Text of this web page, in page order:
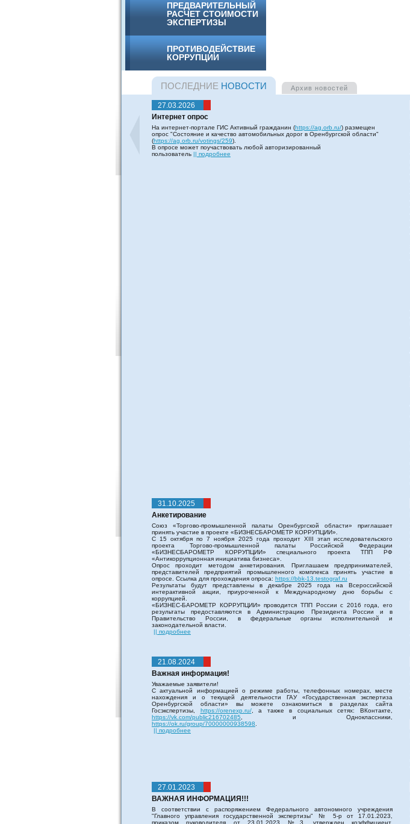
ПРЕДВАРИТЕЛЬНЫЙ
РАСЧЕТ СТОИМОСТИ
ЭКСПЕРТИЗЫ
ПРОТИВОДЕЙСТВИЕ
КОРРУПЦИИ
ПОСЛЕДНИЕ НОВОСТИ Архив новостей
27.03.2026
Интернет опрос
На интернет-портале ГИС Активный гражданин (https://ag.orb.ru/) размещен
опрос "Состояние и качество автомобильных дорог в Оренбургской области"
(https://ag.orb.ru/votings/259).
В опросе может поучаствовать любой авторизированный
пользователь || подробнее
31.10.2025
Анкетирование
Союз «Торгово-промышленной палаты Оренбургской области» приглашает
принять участие в проекте «БИЗНЕСБАРОМЕТР КОРРУПЦИИ».
С 15 октября по 7 ноября 2025 года проходит XIII этап исследовательского
проекта Торгово-промышленной палаты Российской Федерации
«БИЗНЕСБАРОМЕТР КОРРУПЦИИ» специального проекта ТПП РФ
«Антикоррупционная инициатива бизнеса».
Опрос проходит методом анкетирования. Приглашаем предпринимателей,
представителей предприятий промышленного комплекса принять участие в
опросе. Ссылка для прохождения опроса: https://bbk-13.testograf.ru
Результаты будут представлены в декабре 2025 года на Всероссийской
интерактивной акции, приуроченной к Международному дню борьбы с
коррупцией.
«БИЗНЕС-БАРОМЕТР КОРРУПЦИИ» проводится ТПП России с 2016 года, его
результаты предоставляются в Администрацию Президента России и в
Правительство России, в федеральные органы исполнительной и
законодательной власти.
|| подробнее
21.08.2024
Важная информация!
Уважаемые заявители!
С актуальной информацией о режиме работы, телефонных номерах, месте
нахождения и о текущей деятельности ГАУ «Государственная экспертиза
Оренбургской области» вы можете ознакомиться в разделах сайта
Госэкспертизы, https://orenexp.ru/, а также в социальных сетях: ВКонтакте,
https://vk.com/public216702485 , и Одноклассники,
https://ok.ru/group/70000000938598
|| подробнее
27.01.2023
ВАЖНАЯ ИНФОРМАЦИЯ!!!
В соответствии с распоряжением Федерального автономного учреждения
"Главного управления государственной экспертизы" № 5-р от 17.01.2023,
приказом руководителя от 23.01.2023 №3, утвержден коэффициент,